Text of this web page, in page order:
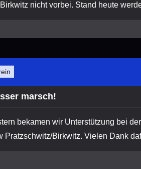
nicht vorbei. Stand heute
marsch!
bekamen wir Unterstützung bei
Pratzschwitz/Birkwitz. Vielen Dank